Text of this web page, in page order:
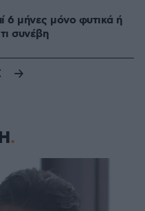
6 μήνες μόνο φυτικά ή
συνέβη